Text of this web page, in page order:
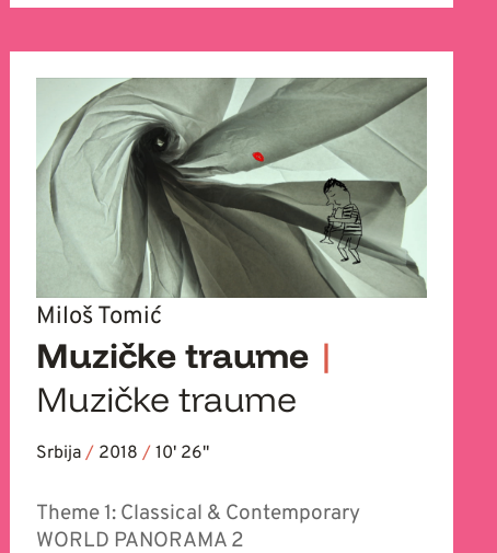
Miloš Tomić
Muzičke traume|
Muzičke traume
Srbija /2018 /10' 26''
Theme 1: Classical & Contemporary
WORLD PANORAMA 2